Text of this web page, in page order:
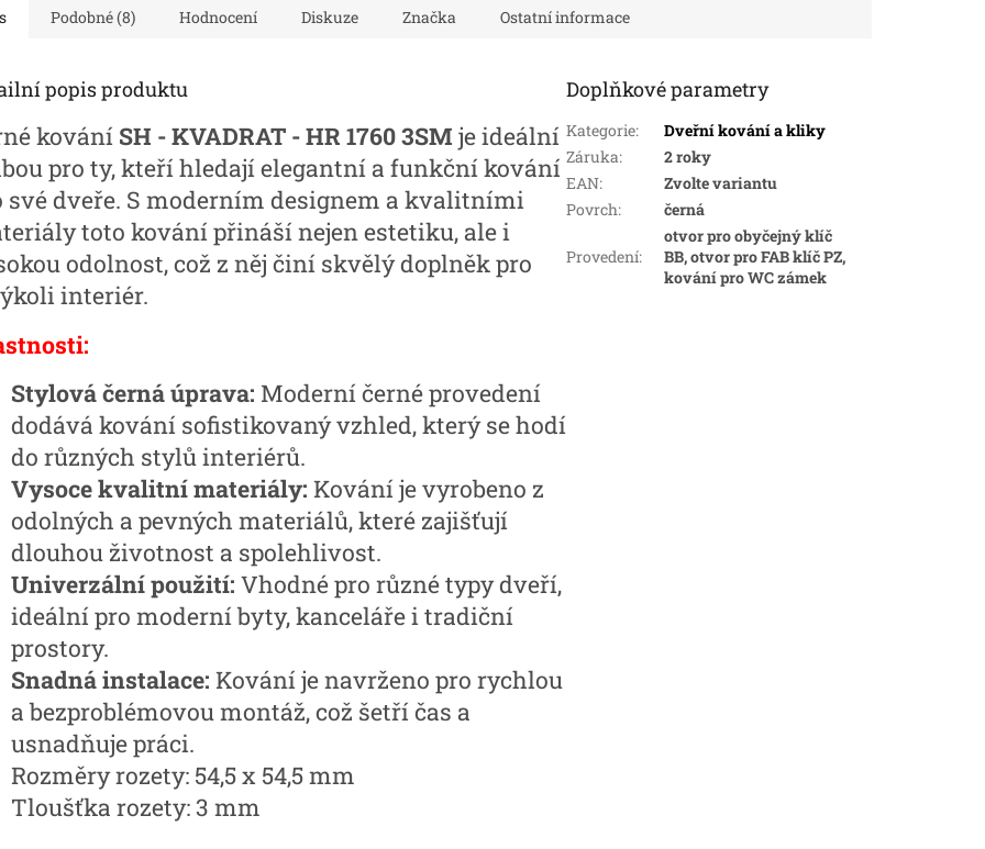
Podobné (8) Hodnocení Diskuze Značka Ostatní informace
popis produktu
kování SH - KVADRAT - HR 1760 3SM je ideální
pro ty, kteří hledají elegantní a funkční kování
své dveře. S moderním designem a kvalitními
toto kování přináší nejen estetiku, ale i
odolnost, což z něj činí skvělý doplněk pro
interiér.
Stylová černá úprava: Moderní černé provedení
dodává kování sofistikovaný vzhled, který se hodí
do různých stylů interiérů.
Vysoce kvalitní materiály: Kování je vyrobeno z
odolných a pevných materiálů, které zajišťují
dlouhou životnost a spolehlivost.
Univerzální použití: Vhodné pro různé typy dveří,
ideální pro moderní byty, kanceláře i tradiční
prostory.
Snadná instalace: Kování je navrženo pro rychlou
a bezproblémovou montáž, což šetří čas a
usnadňuje práci.
Rozměry rozety: 54,5 x 54,5 mm
Tloušťka rozety: 3 mm
Doplňkové parametry
Kategorie:
Dveřní kování a kliky
Záruka:
2 roky
EAN:
Zvolte variantu
Povrch: černá
Provedení:
otvor pro obyčejný klíč
BB, otvor pro FAB klíč PZ,
kování pro WC zámek